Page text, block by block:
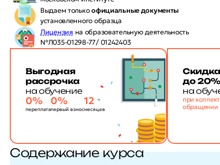
Выдаем толькоофициальные документы
установленного образца
Лицензия на образовательную деятельность
№Л035-01298-77/ 01242403
Выгодная
рассрочка
на обучение
0%
переплата
0%
первый взнос
12
месяцев
до
на
при
обращении
Содержание курса